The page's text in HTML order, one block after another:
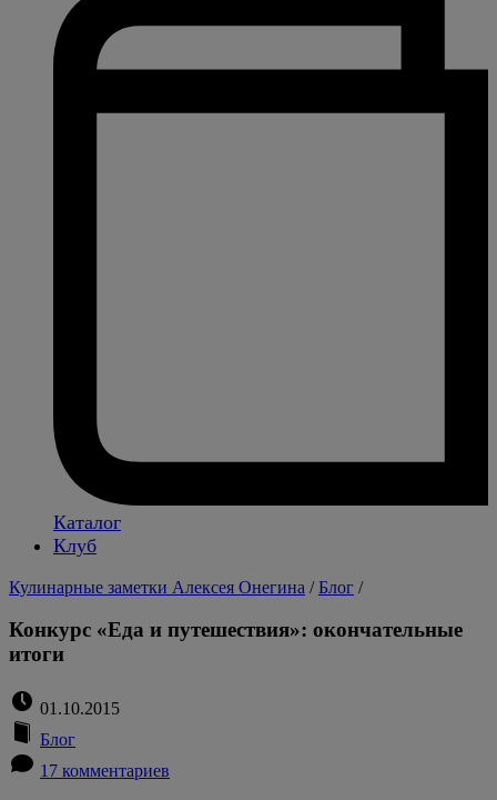
Каталог
Клуб
Кулинарные заметки Алексея Онегина /Блог /
Конкурс «Еда и путешествия»: окончательные
итоги
01.10.2015
Блог
17 комментариев